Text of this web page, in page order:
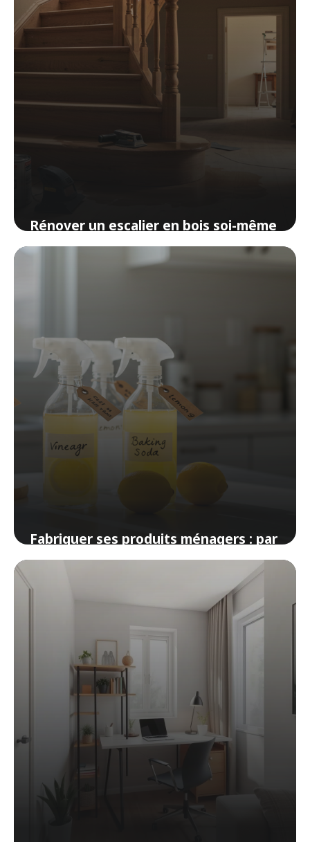
Rénover un escalier en bois soi-même
: techniques et étapes pour un
résultat professionnel
Fabriquer ses produits ménagers : par
où commencer vraiment
31 mars 2026